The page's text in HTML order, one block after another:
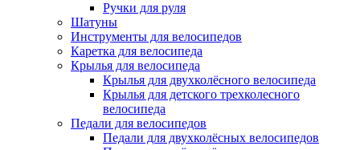
Ручки для руля
Шатуны
Инструменты для велосипедов
Каретка для велосипеда
Крылья для велосипеда
Крылья для двухколёсного велосипеда
Крылья для детского трехколесного
велосипеда
Педали для велосипедов
Педали для двухколёсных велосипедов